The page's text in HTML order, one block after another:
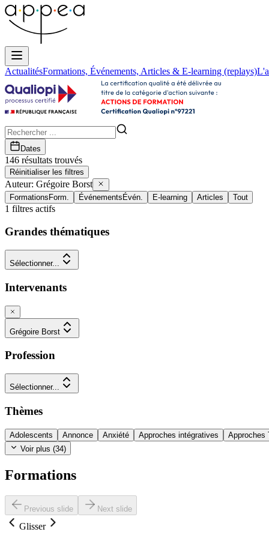
ActualitésFormations, Événements, Articles & E-learning (replays)
Dates
146 résultats trouvés
Réinitialiser les filtres
Auteur: Grégoire Borst
FormationsForm. ÉvénementsÉvén. E-learning Articles Tout
1 filtres actifs
Grandes thématiques
Sélectionner...
Intervenants
Grégoire Borst
Profession
Sélectionner...
Thèmes
Adolescents Annonce Anxiété Approches intégratives Approches
Voir plus (34)
Formations
Previous slide Next slide
Glisser